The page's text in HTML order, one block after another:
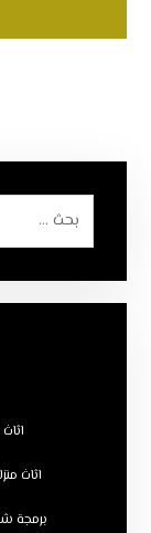
اثاث
برمجة